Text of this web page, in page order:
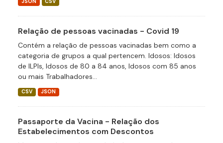
JSON CSV
Relação de pessoas vacinadas - Covid 19
Contém a relação de pessoas vacinadas bem como a
categoria de grupos a qual pertencem. Idosos: Idosos
de ILPIs, Idosos de 80 a 84 anos, Idosos com 85 anos
ou mais Trabalhadores...
CSV JSON
Passaporte da Vacina - Relação dos
Estabelecimentos com Descontos